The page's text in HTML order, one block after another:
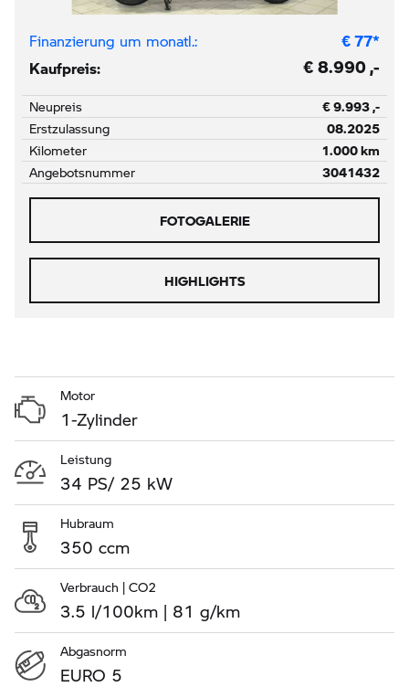
Finanzierung um monatl.: €77*
Kaufpreis:
€ 8.990 ,-
Neupreis € 9.993 ,-
Erstzulassung 08.2025
Kilometer 1.000 km
Angebotsnummer 3041432
FOTOGALERIE
HIGHLIGHTS
Motor
1-Zylinder
Leistung
34 PS/ 25 kW
Hubraum
350 ccm
Verbrauch | CO2
3.5 l/100km | 81 g/km
Abgasnorm
EURO 5